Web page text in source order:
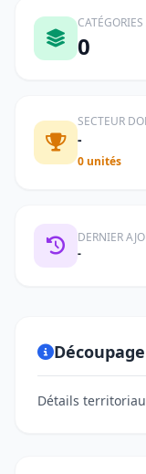
0
SECTEUR
-
0 unités
DERNIER
-
Détails